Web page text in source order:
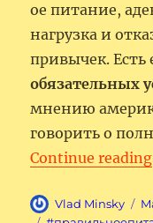
ое питание,
нагрузка и
привычек.
обязательных
мнению
говорить о
Continue reading
Author
Vlad Minsky